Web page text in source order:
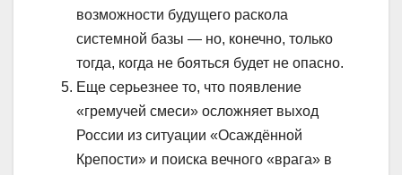
возможности будущего раскола
системной базы — но, конечно, только
тогда, когда не бояться будет не опасно.
Еще серьезнее то, что появление
«гремучей смеси» осложняет выход
России из ситуации «Осаждённой
Крепости» и поиска вечного «врага» в